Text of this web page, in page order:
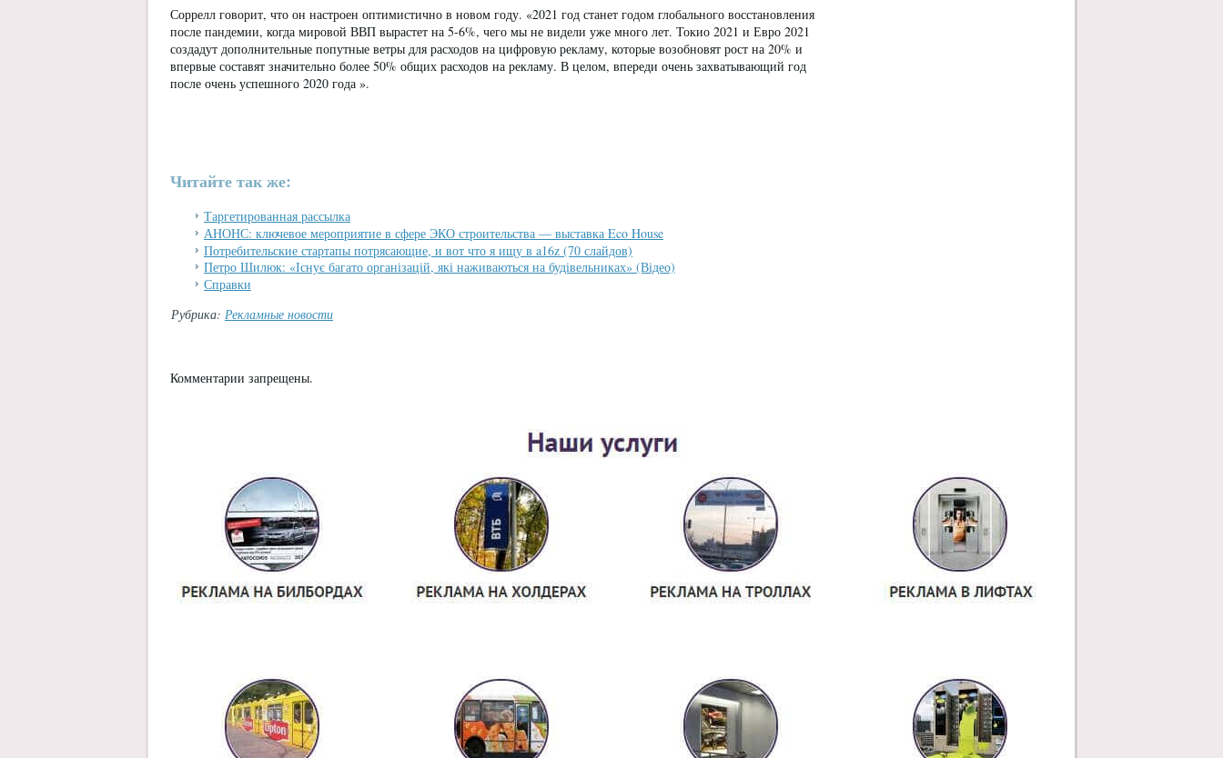
Соррелл говорит, что он настроен оптимистично в новом году. «2021 год станет годом глобального восстановления
после пандемии, когда мировой ВВП вырастет на 5-6%, чего мы не видели уже много лет. Токио 2021 и Евро 2021
создадут дополнительные попутные ветры для расходов на цифровую рекламу, которые возобновят рост на 20% и
впервые составят значительно более 50% общих расходов на рекламу. В целом, впереди очень захватывающий год
после очень успешного 2020 года ».
Читайте так же:
Таргетированная рассылка
АНОНС: ключевое мероприятие в сфере ЭКО строительства — выставка Eco House
Потребительские стартапы потрясающие, и вот что я ищу в a16z (70 слайдов)
Петро Шилюк: «Існує багато організацій, які наживаються на будівельниках» (Відео)
Справки
Рубрика: Рекламные новости
Комментарии запрещены.